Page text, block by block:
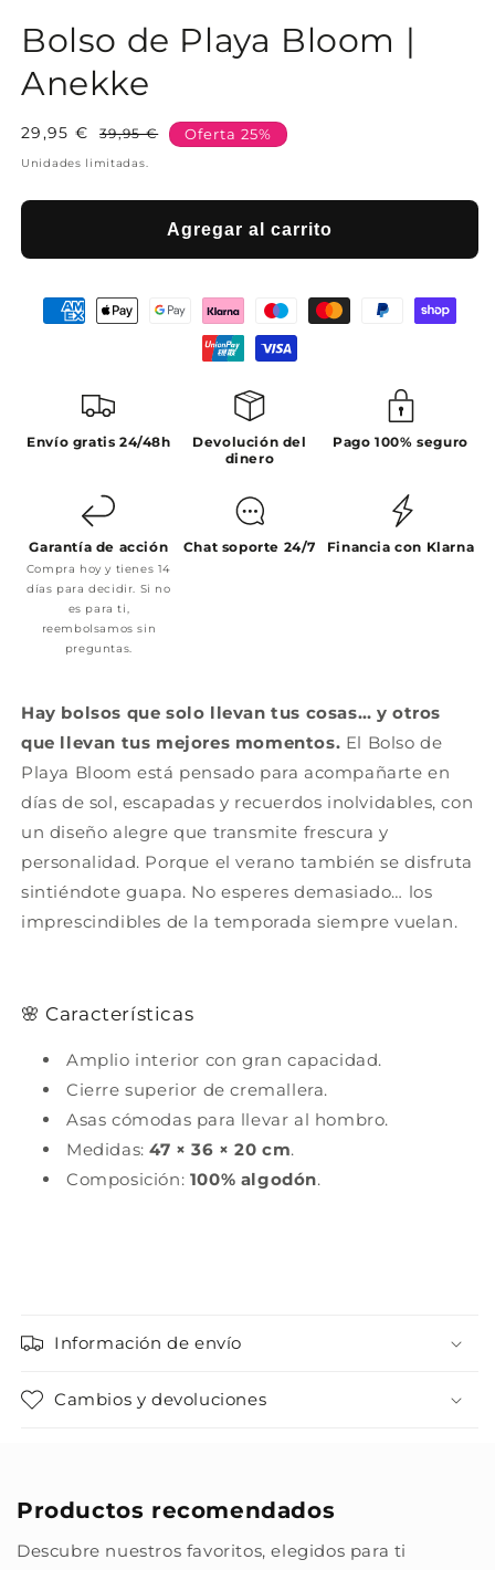
Bolso de Playa Bloom |
Anekke
Precio
39,95 €
Precio
29,95 € Oferta 25%
Unidades limitadas.
Agregar al carrito
Envío gratis 24/48h
Devolución del
dinero
Pago 100% seguro
Garantía de acción
Compra hoy y tienes 14
días para decidir. Si no
es para ti,
reembolsamos sin
preguntas.
Chat soporte 24/7 Financia con Klarna
Hay bolsos que solo llevan tus cosas… y otros
que llevan tus mejores momentos. El Bolso de
Playa Bloom está pensado para acompañarte en
días de sol, escapadas y recuerdos inolvidables, con
un diseño alegre que transmite frescura y
personalidad. Porque el verano también se disfruta
sintiéndote guapa. No esperes demasiado… los
imprescindibles de la temporada siempre vuelan.
🌸 Características
Amplio interior con gran capacidad.
Cierre superior de cremallera.
Asas cómodas para llevar al hombro.
Medidas:47 × 36 × 20 cm.
Composición: 100% algodón.
Información de envío
Cambios y devoluciones
Productos recomendados
Descubre nuestros favoritos, elegidos para ti